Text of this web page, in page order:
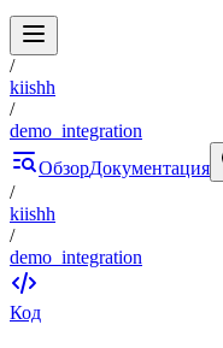
/
kiishh
/
demo_integration
ОбзорДокументация
/
kiishh
/
demo_integration
Код